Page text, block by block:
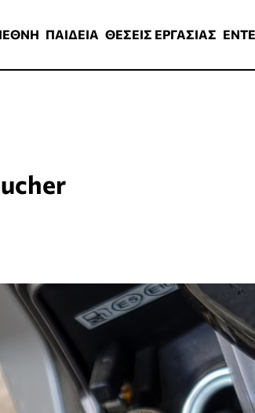
ΠΑΙΔΕΙΑ ΘΕΣΕΙΣ ΕΡΓΑΣΙΑΣ